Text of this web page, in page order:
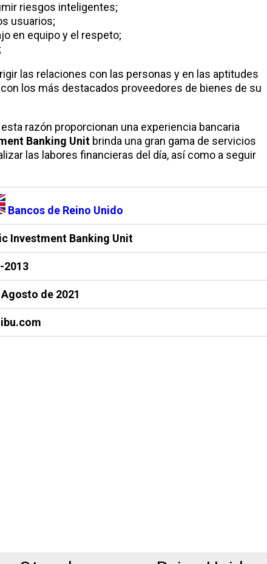
riesgos inteligentes;
usuarios;
en equipo y el respeto;
las relaciones con las personas y en las aptitudes
los más destacados proveedores de bienes de su
razón proporcionan una experiencia bancaria
Banking Unit brinda una gran gama de servicios
las labores financieras del día, así como a seguir
Bancos de Reino Unido
Investment Banking Unit
2013
de 2021